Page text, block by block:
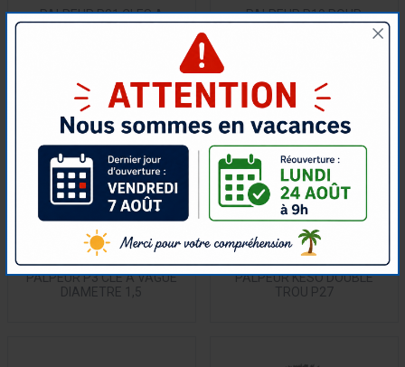
PALPEUR P21 CLES A
PALPEUR P19 POUR
PALPEUR P3 CLE A VAGUE
DIAMETRE 1,5
PALPEUR KESO DOUBLE
TROU P27